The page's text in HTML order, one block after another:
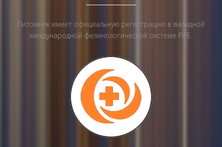
Питомник имеет официальную регистрацию в валидной
международной фелинологической системе FIFE.